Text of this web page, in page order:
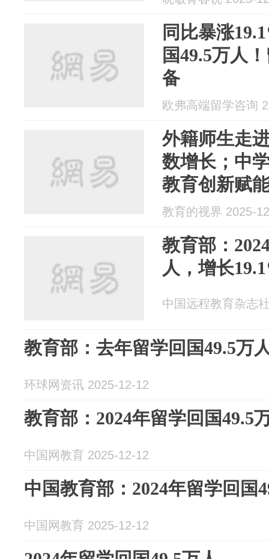
同比暴涨
国49.5万人
备
欧弗高端留学咨询
外籍师生走
数增长；中
教育创新赋
报
教育的视界 2025-
教育部：
人，增长
中国远程教育杂志
教育部：去年留学回国49.5万
环球网资讯 2025-12-12
教育部：2024年留学回国49.5
中国网教育 2025-12-12
中国教育部：2024年留学回国
中国网教育 2025-12-12